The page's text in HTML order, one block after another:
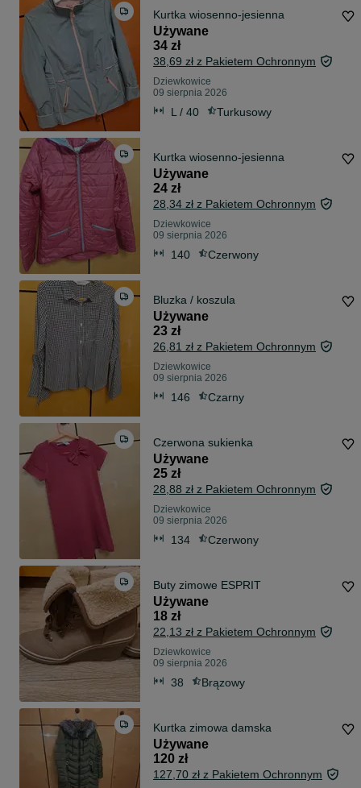
Kurtka wiosenno-jesienna
Używane
34 zł
38,69 zł z Pakietem Ochronnym
Dziewkowice
09 sierpnia 2026
L / 40 Turkusowy
Kurtka wiosenno-jesienna
Używane
24 zł
28,34 zł z Pakietem Ochronnym
Dziewkowice
09 sierpnia 2026
140 Czerwony
Bluzka / koszula
Używane
23 zł
26,81 zł z Pakietem Ochronnym
Dziewkowice
09 sierpnia 2026
146 Czarny
Czerwona sukienka
Używane
25 zł
28,88 zł z Pakietem Ochronnym
Dziewkowice
09 sierpnia 2026
134 Czerwony
Buty zimowe ESPRIT
Używane
18 zł
22,13 zł z Pakietem Ochronnym
Dziewkowice
09 sierpnia 2026
38 Brązowy
Kurtka zimowa damska
Używane
120 zł
127,70 zł z Pakietem Ochronnym